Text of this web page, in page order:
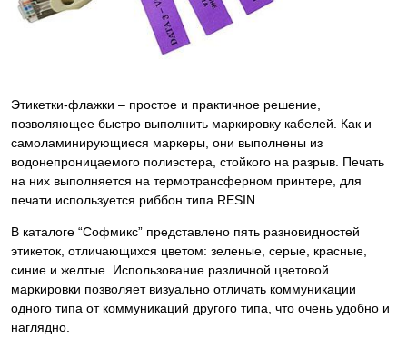
Этикетки-флажки – простое и практичное решение,
позволяющее быстро выполнить маркировку кабелей. Как и
самоламинирующиеся маркеры, они выполнены из
водонепроницаемого полиэстера, стойкого на разрыв. Печать
на них выполняется на термотрансферном принтере, для
печати используется риббон типа RESIN.
В каталоге “Софмикс” представлено пять разновидностей
этикеток, отличающихся цветом: зеленые, серые, красные,
синие и желтые. Использование различной цветовой
маркировки позволяет визуально отличать коммуникации
одного типа от коммуникаций другого типа, что очень удобно и
наглядно.